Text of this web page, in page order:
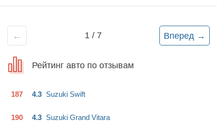
Рейтинг авто по отзывам
187 Suzuki Swift
4.3
190 Suzuki Grand Vitara
4.3
заснеженном городе и деревенском бездорожье. Наличие
производителей. Качественная японская сборка. Супер
автомобиль для водителя девушки. Очень хороший
вариант для покупки первого полноприводного автомобиля.
Низкие финансовые затраты при функции полноприводного
минивэна, отличный выбор для заснеженого города и
размокшей (не разбитой) деревенской дороги.
← 1/ 7 Вперед →